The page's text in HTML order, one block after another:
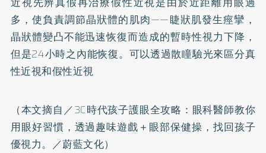
多，使負責調節晶狀體的肌肉——睫狀肌發生痙攣，
晶狀體變凸不能迅速恢復而造成的暫時性視力下降，
但是24小時之內能恢復。可以透過散瞳驗光來區分真
性近視和假性近視
（本文摘自／3C時代孩子護眼全攻略：眼科醫師教你
用眼好習慣，透過趣味遊戲＋眼部保健操，找回孩子
優視力。 ／蔚藍文化）